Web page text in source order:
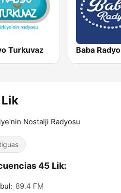
Turkuvaz Baba Radyo
Nostalji Radyosu
45 Lik:
89.4 FM